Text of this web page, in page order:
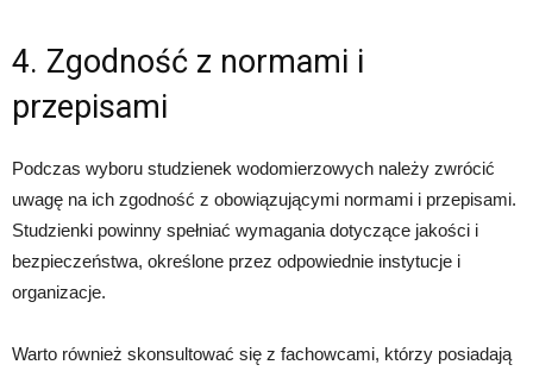
4. Zgodność z normami i
przepisami
Podczas wyboru studzienek wodomierzowych należy zwrócić
uwagę na ich zgodność z obowiązującymi normami i przepisami.
Studzienki powinny spełniać wymagania dotyczące jakości i
bezpieczeństwa, określone przez odpowiednie instytucje i
organizacje.
Warto również skonsultować się z fachowcami, którzy posiadają